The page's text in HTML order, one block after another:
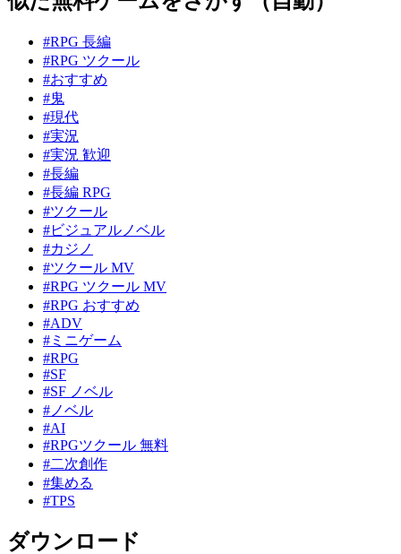
#RPG 長編
#RPG ツクール
#おすすめ
#鬼
#現代
#実況
#実況 歓迎
#長編
#長編 RPG
#ツクール
#ビジュアルノベル
#カジノ
#ツクール MV
#RPG ツクール MV
#RPG おすすめ
#ADV
#ミニゲーム
#RPG
#SF
#SF ノベル
#ノベル
#AI
#RPGツクール 無料
#二次創作
#集める
#TPS
ダウンロード